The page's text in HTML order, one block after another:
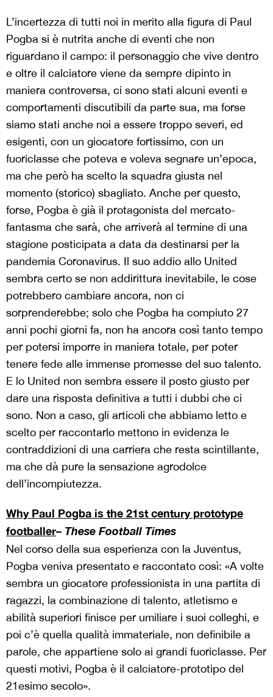
L’incertezza di tutti noi in merito alla figura di Paul
Pogba si è nutrita anche di eventi che non
riguardano il campo: il personaggio che vive dentro
e oltre il calciatore viene da sempre dipinto in
maniera controversa, ci sono stati alcuni eventi e
comportamenti discutibili da parte sua, ma forse
siamo stati anche noi a essere troppo severi, ed
esigenti, con un giocatore fortissimo, con un
fuoriclasse che poteva e voleva segnare un’epoca,
ma che però ha scelto la squadra giusta nel
momento (storico) sbagliato. Anche per questo,
forse, Pogba è già il protagonista del mercato-
fantasma che sarà, che arriverà al termine di una
stagione posticipata a data da destinarsi per la
pandemia Coronavirus. Il suo addio allo United
sembra certo se non addirittura inevitabile, le cose
potrebbero cambiare ancora, non ci
sorprenderebbe; solo che Pogba ha compiuto 27
anni pochi giorni fa, non ha ancora così tanto tempo
per potersi imporre in maniera totale, per poter
tenere fede alle immense promesse del suo talento.
E lo United non sembra essere il posto giusto per
dare una risposta definitiva a tutti i dubbi che ci
sono. Non a caso, gli articoli che abbiamo letto e
scelto per raccontarlo mettono in evidenza le
contraddizioni di una carriera che resta scintillante,
ma che dà pure la sensazione agrodolce
dell’incompiutezza.
Why Paul Pogba is the 21st century prototype
footballer– These Football Times
Nel corso della sua esperienza con la Juventus,
Pogba veniva presentato e raccontato così: «A volte
sembra un giocatore professionista in una partita di
ragazzi, la combinazione di talento, atletismo e
abilità superiori finisce per umiliare i suoi colleghi, e
poi c’è quella qualità immateriale, non definibile a
parole, che appartiene solo ai grandi fuoriclasse. Per
questi motivi, Pogba è il calciatore-prototipo del
21esimo secolo».